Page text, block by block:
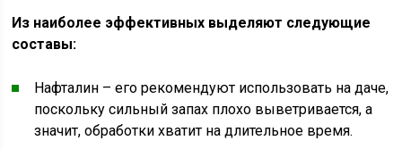
Из наиболее эффективных выделяют следующие
составы:
Нафталин – его рекомендуют использовать на даче,
поскольку сильный запах плохо выветривается, а
значит, обработки хватит на длительное время.